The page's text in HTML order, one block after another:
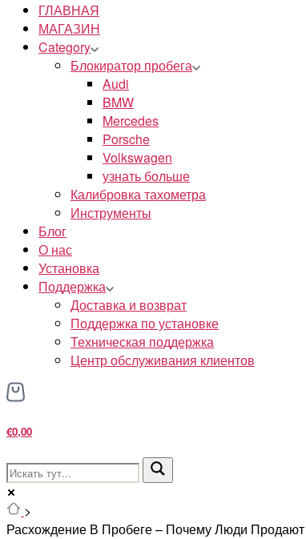
ГЛАВНАЯ
МАГАЗИН
Category
Блокиратор пробега
Audi
BMW
Mercedes
Porsche
Volkswagen
узнать больше
Калибровка тахометра
Инструменты
Блог
О нас
Установка
Поддержка
Доставка и возврат
Поддержка по установке
Техническая поддержка
Центр обслуживания клиентов
€0,00
>
Расхождение В Пробеге – Почему Люди